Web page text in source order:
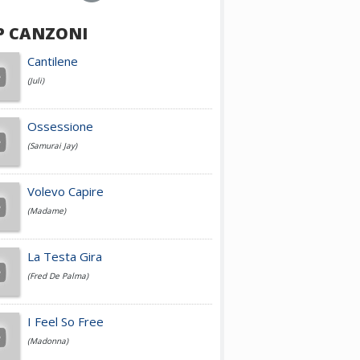
Achille Lauro
Cesare Cremonini
Jovanotti
Fedez
Simone Cristicchi
CANZONI
Cantilene
(Juli)
Ossessione
(Samurai Jay)
Volevo Capire
(Madame)
La Testa Gira
(Fred De Palma)
I Feel So Free
(Madonna)